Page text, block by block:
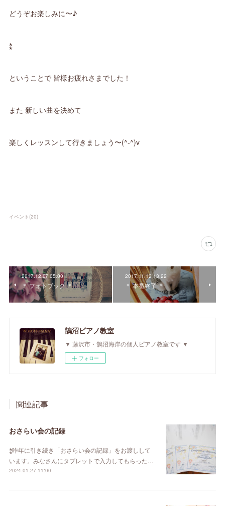
どうぞお楽しみに〜♪
⁑
ということで 皆様お疲れさまでした！
また 新しい曲を決めて
楽しくレッスンして行きましょう〜(^-^)v
イベント (20)
2017.12.07 05:00
＊ フォトブック ＊
2017.11.12 13:22
＊ 本番終了 ＊
鵠沼ピアノ教室
▼ 藤沢市・鵠沼海岸の個人ピアノ教室です ▼
フォロー
関連記事
おさらい会の記録
⁑昨年に引き続き「おさらい会の記録」をお渡しして
います。みなさんにタブレットで入力してもらった…
2024.01.27 11:00